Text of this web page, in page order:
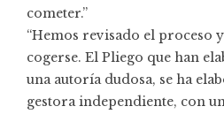
cometer.”
“Hemos revisado el proceso
cogerse. El Pliego que han
una autoría dudosa, se ha
gestora independiente, con